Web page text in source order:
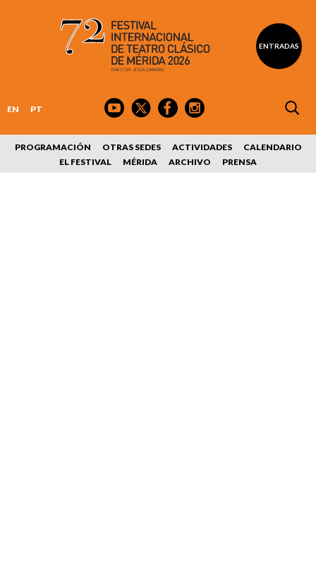
ENTRADAS
EN PT
PROGRAMACIÓN OTRAS SEDES ACTIVIDADES
CALENDARIO
EL FESTIVAL
MÉRIDA ARCHIVO PRENSA